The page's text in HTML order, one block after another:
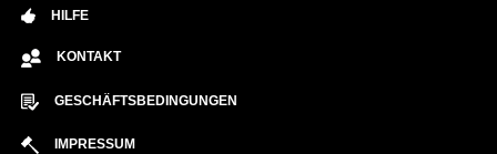
HILFE
KONTAKT
GESCHÄFTSBEDINGUNGEN
IMPRESSUM